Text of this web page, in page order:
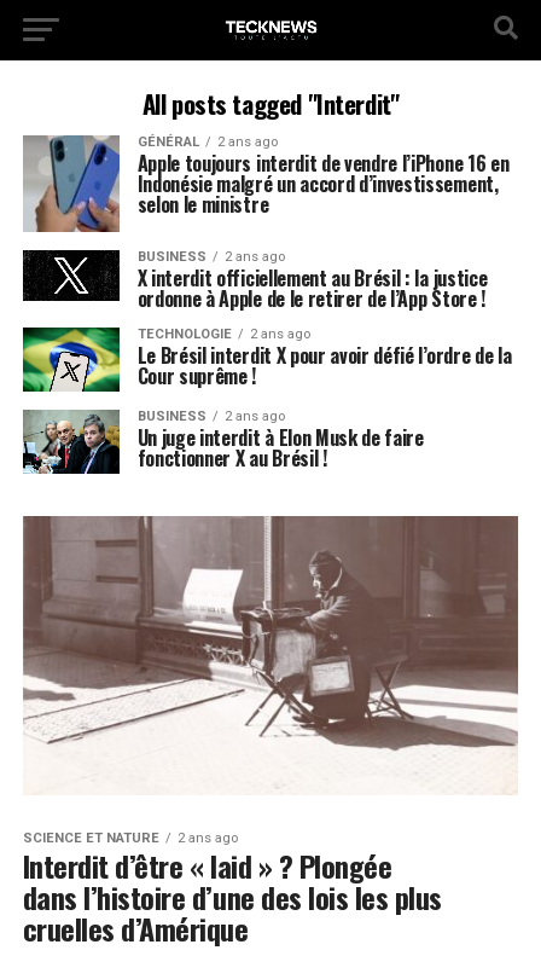
All posts tagged "Interdit"
GÉNÉRAL 2 ans ago
Apple toujours interdit de vendre l’iPhone 16 en
Indonésie malgré un accord d’investissement,
selon le ministre
BUSINESS 2 ans ago
X interdit officiellement au Brésil : la justice
ordonne à Apple de le retirer de l’App Store !
TECHNOLOGIE 2 ans ago
Le Brésil interdit X pour avoir défié l’ordre de la
Cour suprême !
BUSINESS 2 ans ago
Un juge interdit à Elon Musk de faire
fonctionner X au Brésil !
SCIENCE ET NATURE 2 ans ago
Interdit d’être « laid » ? Plongée
dans l’histoire d’une des lois les plus
cruelles d’Amérique